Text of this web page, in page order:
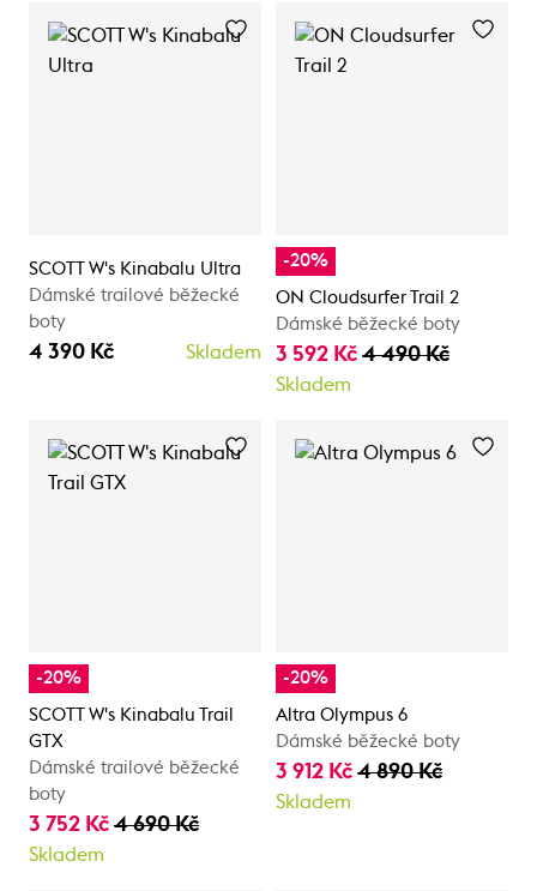
SCOTT W's Kinabalu Ultra
Dámské trailové běžecké
boty
4 390 Kč Skladem
-20%
ON Cloudsurfer Trail 2
Dámské běžecké boty
3 592 Kč 4 490 Kč
Skladem
-20%
SCOTT W's Kinabalu Trail
GTX
Dámské trailové běžecké
boty
3 752 Kč 4 690 Kč
Skladem
-20%
Altra Olympus 6
Dámské běžecké boty
3 912 Kč 4 890 Kč
Skladem